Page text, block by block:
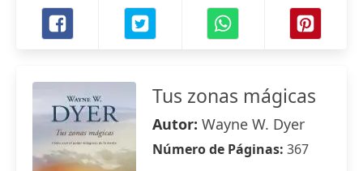
Tus zonas mágicas
Autor: Wayne W. Dyer
Número de Páginas: 367